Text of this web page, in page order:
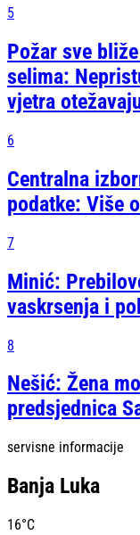
5
Požar sve
selima:
vjetra
6
Centralna
podatke: Više
7
Minić:
vaskrsenja i
8
Nešić: Žena
predsjednica
servisne informacije
Banja Luka
16°C